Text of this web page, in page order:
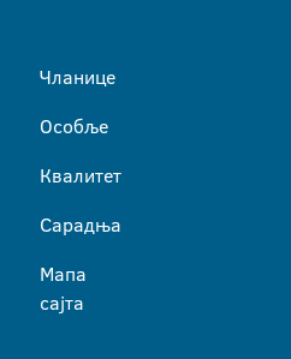
Чланице
Особље
Квалитет
Сарадња
Мапа
сајта